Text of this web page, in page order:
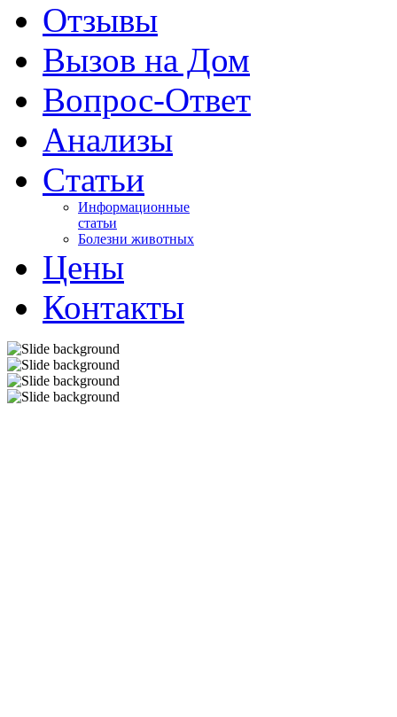
Отзывы
Вызов на Дом
Вопрос-Ответ
Анализы
Cтатьи
Информационные
статьи
Болезни животных
Цены
Контакты